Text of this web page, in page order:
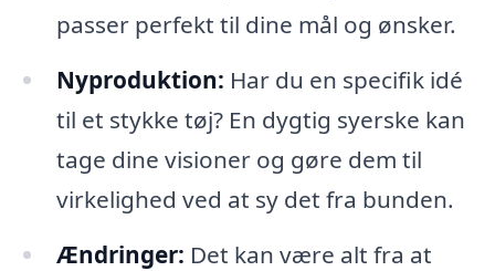
passer perfekt til dine mål og ønsker.
Nyproduktion: Har du en specifik idé
til et stykke tøj? En dygtig syerske kan
tage dine visioner og gøre dem til
virkelighed ved at sy det fra bunden.
Ændringer: Det kan være alt fra at